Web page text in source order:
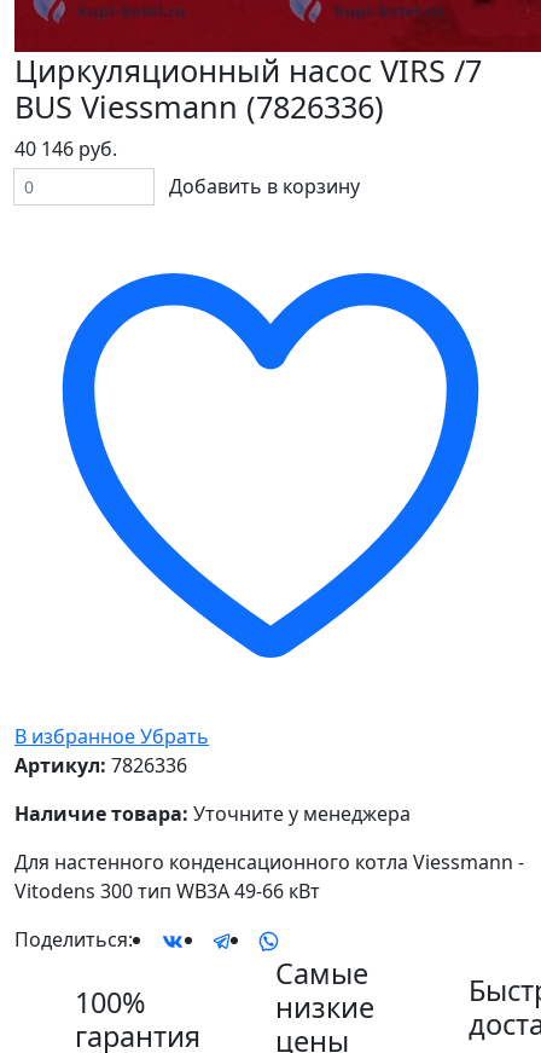
Циркуляционный насос VIRS /7
BUS Viessmann (7826336)
40 146 руб.
Добавить в корзину
В избранноеУбрать
Артикул: 7826336
Наличие товара: Уточните у менеджера
Для настенного конденсационного котла Viessmann -
Vitodens 300 тип WB3A 49-66 кВт
Поделиться:
100%
гарантия
Самые
низкие
цены